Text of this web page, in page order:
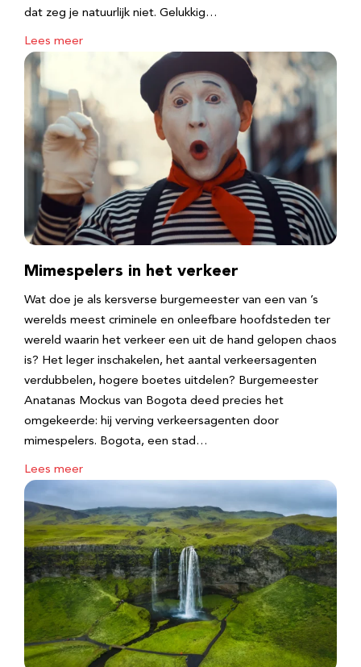
dat zeg je natuurlijk niet. Gelukkig…
Lees meer
Mimespelers in het verkeer
Wat doe je als kersverse burgemeester van een van ’s
werelds meest criminele en onleefbare hoofdsteden ter
wereld waarin het verkeer een uit de hand gelopen chaos
is? Het leger inschakelen, het aantal verkeersagenten
verdubbelen, hogere boetes uitdelen? Burgemeester
Anatanas Mockus van Bogota deed precies het
omgekeerde: hij verving verkeersagenten door
mimespelers. Bogota, een stad…
Lees meer